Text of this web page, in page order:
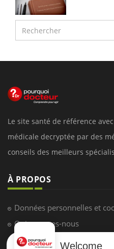
Le site santé de référence
médicale decryptée par des
conseils des meilleurs
À PROPOS
Données personnelles et
Qui sommes-nous
Conditions d'utilisation
Welcome